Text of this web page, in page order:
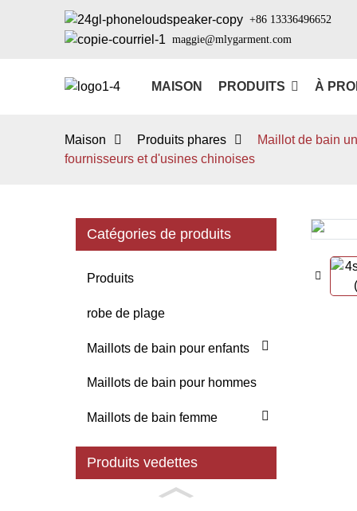
+86 13336496652
maggie@mlygarment.com
MAISON PRODUITS À
Maison Produits phares
Maillot de bain
fournisseurs et d'usines chinoises
Catégories de produits
Produits
robe de plage
Maillots de bain pour enfants
Maillots de bain pour hommes
Maillots de bain femme
Produits vedettes
Loading...
Loading...